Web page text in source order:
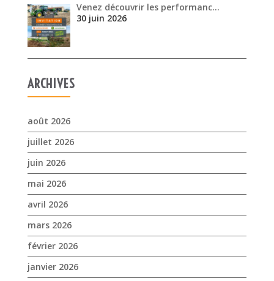
Venez découvrir les performanc…
30 juin 2026
ARCHIVES
août 2026
juillet 2026
juin 2026
mai 2026
avril 2026
mars 2026
février 2026
janvier 2026